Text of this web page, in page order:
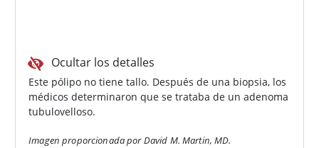
Ocultar los detalles
Este pólipo no tiene tallo. Después de una biopsia, los
médicos determinaron que se trataba de un adenoma
tubulovelloso.
Imagen proporcionada por David M. Martin, MD.